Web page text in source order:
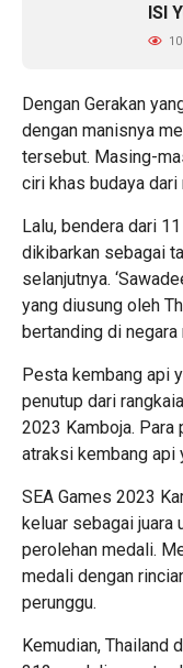
ISI
Dengan Gerakan
dengan manisnya
tersebut. Masing-
ciri khas budaya
Lalu, bendera dari
dikibarkan sebagai
selanjutnya.
yang diusung oleh
bertanding di negara
Pesta kembang api
penutup dari
2023 Kamboja.
atraksi kembang api
SEA Games 2023
keluar sebagai juara
perolehan medali.
medali dengan
perunggu.
Kemudian, Thailand